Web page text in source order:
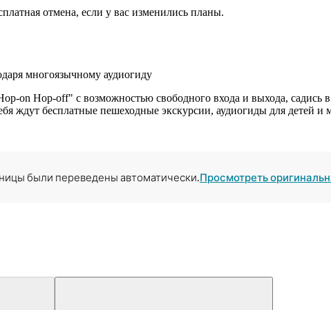
отмена, если у вас изменились планы.
многоязычному аудиогиду
on Hop-off" с возможностью свободного входа и выхода,
ждут бесплатные пешеходные экскурсии, аудиогиды для детей и
были переведены автоматически.Просмотреть